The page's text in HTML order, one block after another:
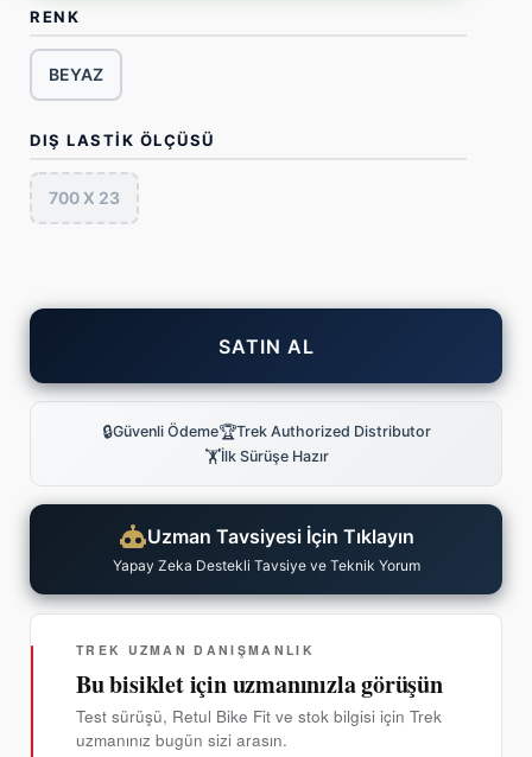
RENK
BEYAZ
DIŞ LASTİK ÖLÇÜSÜ
700 X 23
SATIN AL
🔒Güvenli Ödeme🏆Trek Authorized Distributor
🏋İlk Sürüşe Hazır
Uzman Tavsiyesi İçin Tıklayın
Yapay Zeka Destekli Tavsiye ve Teknik Yorum
TREK UZMAN DANIŞMANLIK
Bu bisiklet için uzmanınızla görüşün
Test sürüşü, Retul Bike Fit ve stok bilgisi için Trek
uzmanınız bugün sizi arasın.